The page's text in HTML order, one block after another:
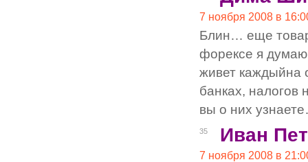
7 ноября 2008 в
Блин… еще
форексе я думаю
живет каждыйна
банках, налогов
вы о них
35 Иван
7 ноября 2008 в